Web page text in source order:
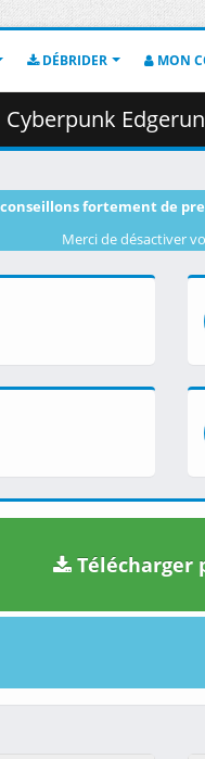
DÉBRIDER MON
Edgerunners -
conseillons fortement de
Merci de désactiver
Télécharger